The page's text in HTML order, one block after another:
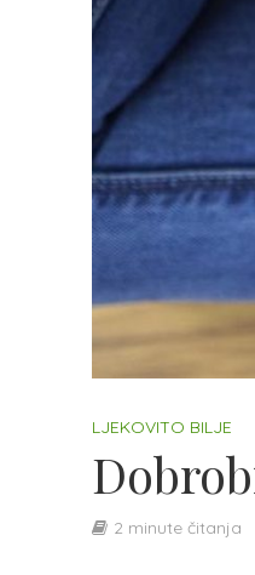
LJEKOVITO BILJE
2 minute čitanja